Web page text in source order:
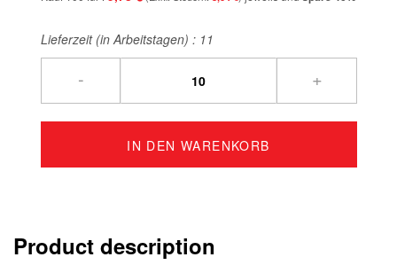
Lieferzeit (in Arbeitstagen) : 11
- +
IN DEN WARENKORB
Product description